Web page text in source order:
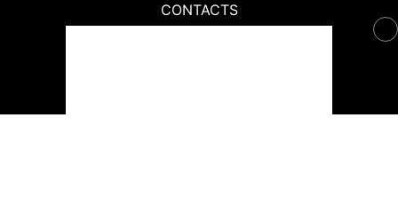
CONTACTS
Contacter Generations